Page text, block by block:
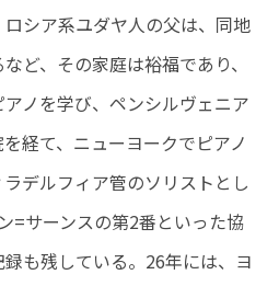
シア系ユダヤ人の父は、同地
ど、その家庭は裕福であり、
ノを学び、ペンシルヴェニア
経て、ニューヨークでピアノ
デルフィア管のソリストとし
=サーンスの第2番といった協
も残している。26年には、ヨ